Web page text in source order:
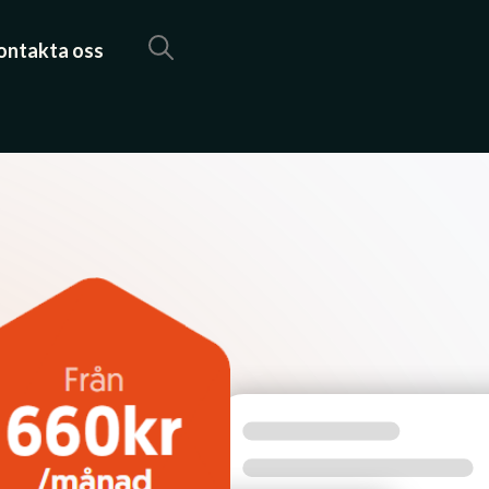
oss